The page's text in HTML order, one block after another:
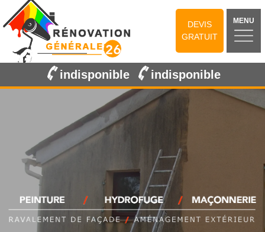
DEVIS
GRATUIT
MENU
indisponible indisponible